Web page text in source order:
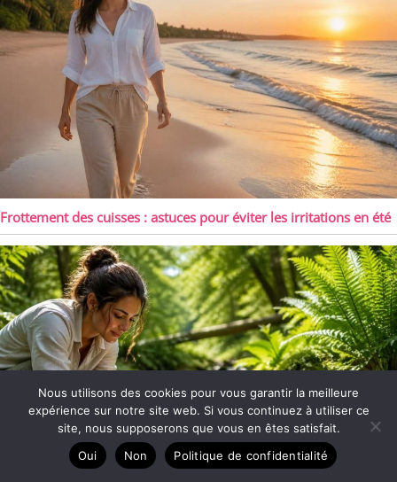
Frottement des cuisses : astuces pour éviter les irritations en été
Nous utilisons des cookies pour vous garantir la meilleure
expérience sur notre site web. Si vous continuez à utiliser ce
site, nous supposerons que vous en êtes satisfait.
Oui
Non Politique de confidentialité